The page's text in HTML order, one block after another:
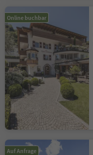
Online buchbar
Auf Anfrage